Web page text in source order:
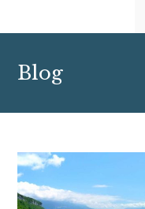
Blog